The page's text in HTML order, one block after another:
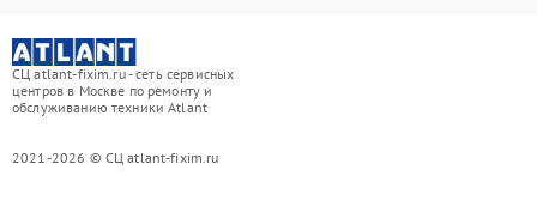
СЦ atlant-fixim.ru - сеть сервисных
центров в Москве по ремонту и
обслуживанию техники Atlant
2021-2026 © СЦ atlant-fixim.ru